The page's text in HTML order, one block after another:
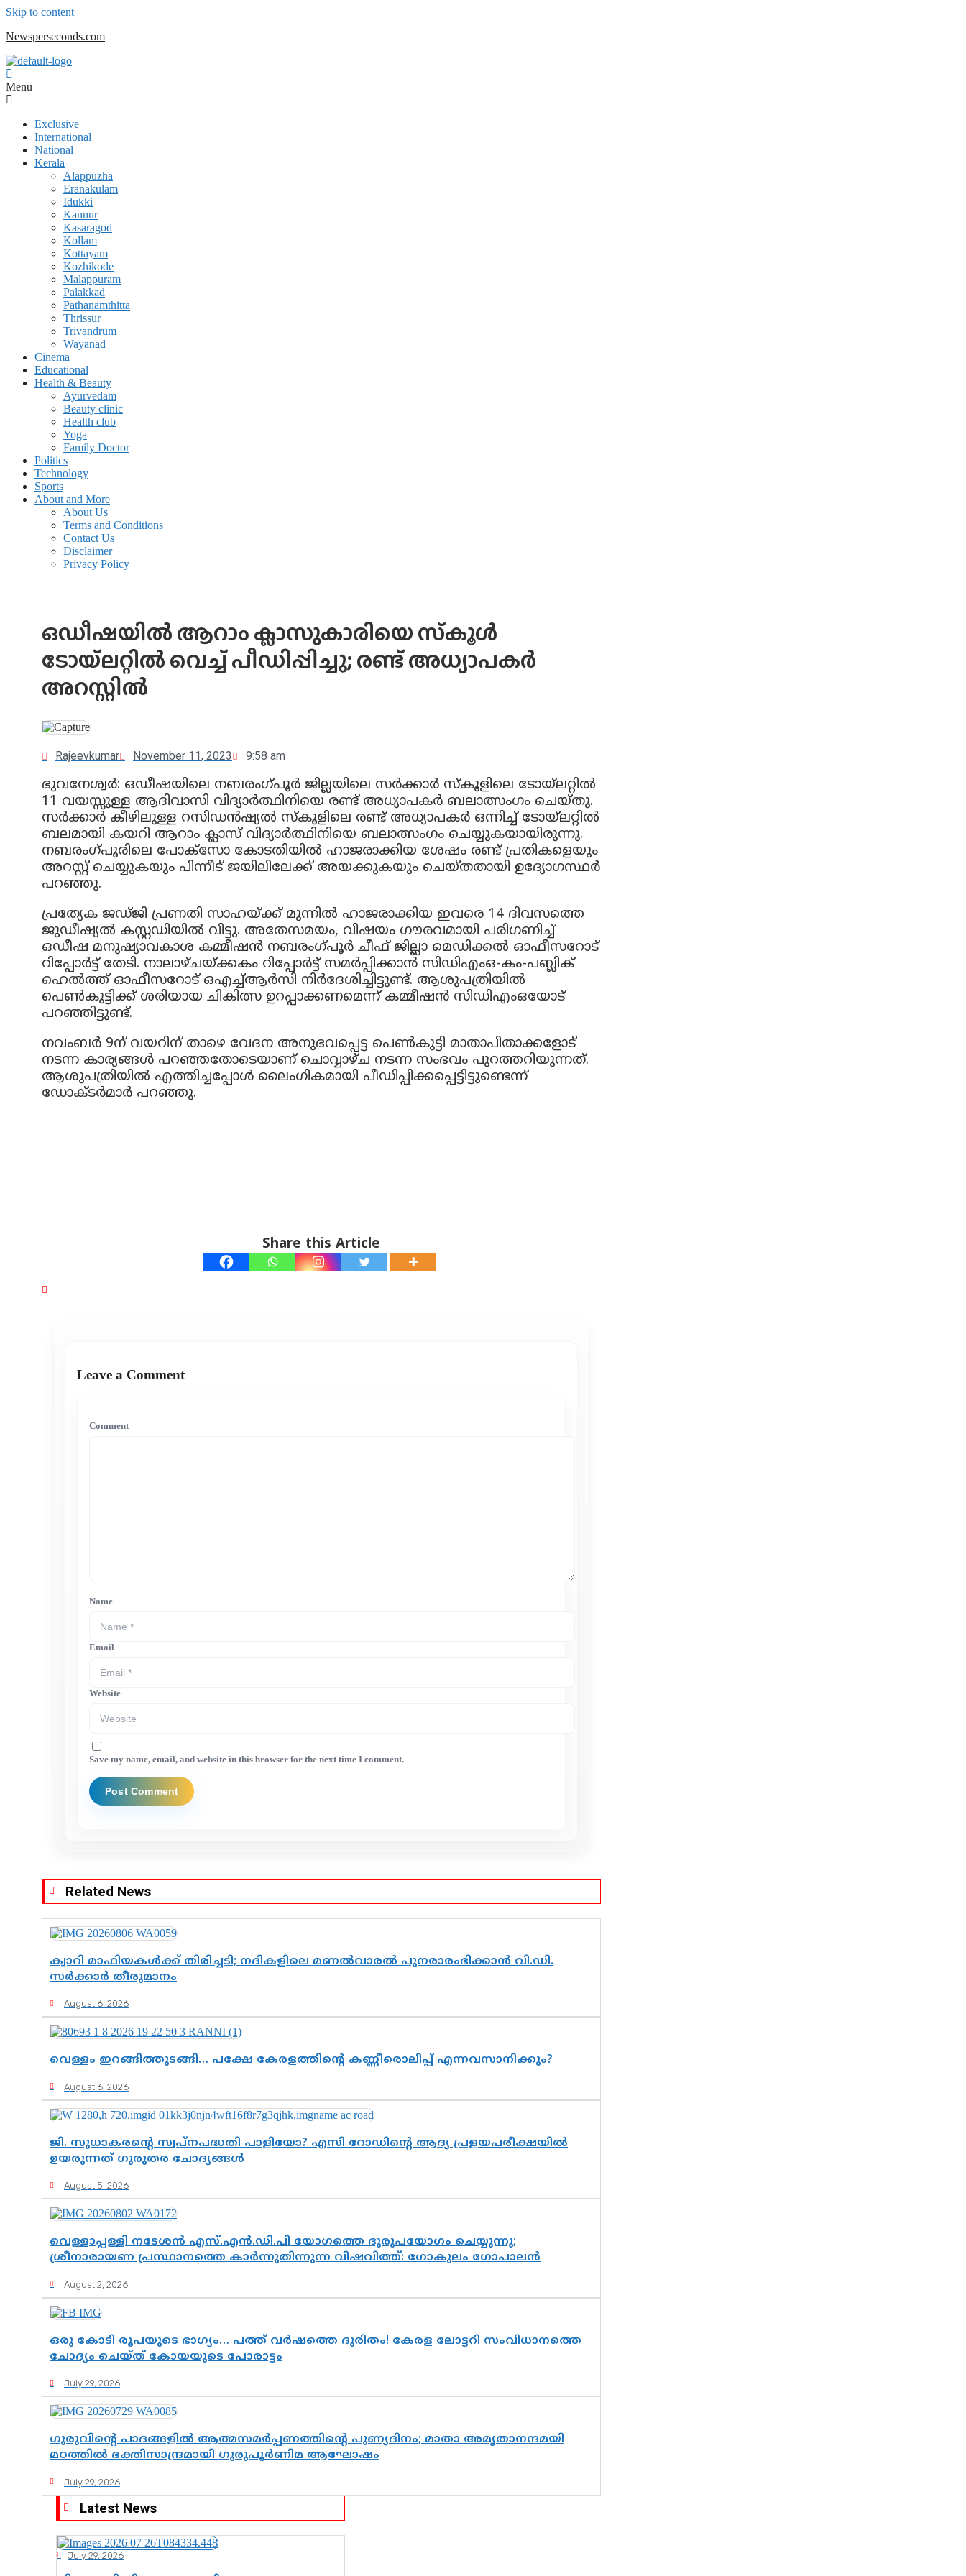
Skip to content
Newsperseconds.com
Menu
Exclusive
International
National
Kerala
Alappuzha
Eranakulam
Idukki
Kannur
Kasaragod
Kollam
Kottayam
Kozhikode
Malappuram
Palakkad
Pathanamthitta
Thrissur
Trivandrum
Wayanad
Cinema
Educational
Health & Beauty
Ayurvedam
Beauty clinic
Health club
Yoga
Family Doctor
Politics
Technology
Sports
About and More
About Us
Terms and Conditions
Contact Us
Disclaimer
Privacy Policy
ഒഡീഷയില്‍ ആറാം ക്ലാസുകാരിയെ സ്‌കൂള്‍
ടോയ്ലറ്റില്‍ വെച്ച് പീഡിപ്പിച്ചു; രണ്ട് അധ്യാപകര്‍
അറസ്റ്റില്‍
Rajeevkumar November 11, 2023 9:58 am
ഭുവനേശ്വര്‍: ഒഡീഷയിലെ നബരംഗ്പൂര്‍ ജില്ലയിലെ സര്‍ക്കാര്‍ സ്‌കൂളിലെ ടോയ്ലറ്റില്‍
11 വയസ്സുള്ള ആദിവാസി വിദ്യാര്‍ത്ഥിനിയെ രണ്ട് അധ്യാപകര്‍ ബലാത്സംഗം ചെയ്തു.
സര്‍ക്കാര്‍ കീഴിലുള്ള റസിഡന്‍ഷ്യല്‍ സ്‌കൂളിലെ രണ്ട് അധ്യാപകര്‍ ഒന്നിച്ച് ടോയ്ലറ്റില്‍
ബലമായി കയറി ആറാം ക്ലാസ് വിദ്യാര്‍ത്ഥിനിയെ ബലാത്സംഗം ചെയ്യുകയായിരുന്നു.
നബരംഗ്പൂരിലെ പോക്സോ കോടതിയില്‍ ഹാജരാക്കിയ ശേഷം രണ്ട് പ്രതികളെയും
അറസ്റ്റ് ചെയ്യുകയും പിന്നീട് ജയിലിലേക്ക് അയക്കുകയും ചെയ്തതായി ഉദ്യോഗസ്ഥര്‍
പറഞ്ഞു.
പ്രത്യേക ജഡ്ജി പ്രണതി സാഹയ്ക്ക് മുന്നില്‍ ഹാജരാക്കിയ ഇവരെ 14 ദിവസത്തെ
ജുഡീഷ്യല്‍ കസ്റ്റഡിയില്‍ വിട്ടു. അതേസമയം, വിഷയം ഗൗരവമായി പരിഗണിച്ച്
ഒഡീഷ മനുഷ്യാവകാശ കമ്മീഷന്‍ നബരംഗ്പൂര്‍ ചീഫ് ജില്ലാ മെഡിക്കല്‍ ഓഫീസറോട്
റിപ്പോര്‍ട്ട് തേടി. നാലാഴ്ചയ്ക്കകം റിപ്പോര്‍ട്ട് സമര്‍പ്പിക്കാന്‍ സിഡിഎംഒ-കം-പബ്ലിക്
ഹെല്‍ത്ത് ഓഫീസറോട് ഒഎച്ച്ആര്‍സി നിര്‍ദേശിച്ചിട്ടുണ്ട്. ആശുപത്രിയില്‍
പെണ്‍കുട്ടിക്ക് ശരിയായ ചികിത്സ ഉറപ്പാക്കണമെന്ന് കമ്മീഷന്‍ സിഡിഎംഒയോട്
പറഞ്ഞിട്ടുണ്ട്.
നവംബര്‍ 9ന് വയറിന് താഴെ വേദന അനുഭവപ്പെട്ട പെണ്‍കുട്ടി മാതാപിതാക്കളോട്
നടന്ന കാര്യങ്ങള്‍ പറഞ്ഞതോടെയാണ് ചൊവ്വാഴ്ച നടന്ന സംഭവം പുറത്തറിയുന്നത്.
ആശുപത്രിയില്‍ എത്തിച്ചപ്പോള്‍ ലൈംഗികമായി പീഡിപ്പിക്കപ്പെട്ടിട്ടുണ്ടെന്ന്
ഡോക്ടര്‍മാര്‍ പറഞ്ഞു.
Share this Article
Leave a Comment
Comment
Name
Email
Website
Save my name, email, and website in this browser for the next time I comment.
Related News
ക്വാറി മാഫിയകൾക്ക് തിരിച്ചടി; നദികളിലെ മണൽവാരൽ പുനരാരംഭിക്കാൻ വി.ഡി.
സർക്കാർ തീരുമാനം
August 6, 2026
വെള്ളം ഇറങ്ങിത്തുടങ്ങി… പക്ഷേ കേരളത്തിന്റെ കണ്ണീരൊലിപ്പ് എന്നവസാനിക്കും?
August 6, 2026
ജി. സുധാകരന്റെ സ്വപ്നപദ്ധതി പാളിയോ? എസി റോഡിന്റെ ആദ്യ പ്രളയപരീക്ഷയിൽ
ഉയരുന്നത് ഗുരുതര ചോദ്യങ്ങൾ
August 5, 2026
വെള്ളാപ്പള്ളി നടേശൻ എസ്.എൻ.ഡി.പി യോഗത്തെ ദുരുപയോഗം ചെയ്യുന്നു;
ശ്രീനാരായണ പ്രസ്ഥാനത്തെ കാർന്നുതിന്നുന്ന വിഷവിത്ത്: ഗോകുലം ഗോപാലൻ
August 2, 2026
ഒരു കോടി രൂപയുടെ ഭാഗ്യം… പത്ത് വർഷത്തെ ദുരിതം! കേരള ലോട്ടറി സംവിധാനത്തെ
ചോദ്യം ചെയ്ത് കോയയുടെ പോരാട്ടം
July 29, 2026
ഗുരുവിന്റെ പാദങ്ങളിൽ ആത്മസമർപ്പണത്തിന്റെ പുണ്യദിനം; മാതാ അമൃതാനന്ദമയി
മഠത്തിൽ ഭക്തിസാന്ദ്രമായി ഗുരുപൂർണിമ ആഘോഷം
July 29, 2026
Latest News
July 29, 2026